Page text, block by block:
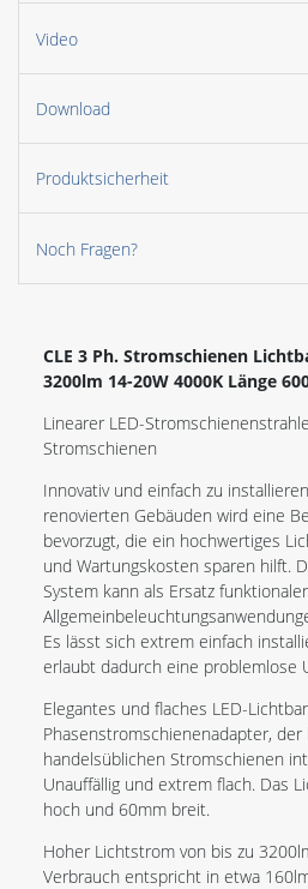
Video
Download
Produktsicherheit
Noch Fragen?
CLE 3 Ph. Stromschienen
3200lm 14-20W 4000K Länge
Linearer LED-
Stromschienen
Innovativ und einfach zu
renovierten Gebäuden wird eine
bevorzugt, die ein hochwertiges
und Wartungskosten sparen hilft.
System kann als Ersatz
Es lässt sich extrem einfach
erlaubt dadurch eine problemlose
Elegantes und flaches LED-
Phasenstromschienenadapter,
handelsüblichen Stromschienen
Unauffällig und extrem flach. Das
hoch und 60mm breit.
Hoher Lichtstrom von bis zu
Verbrauch entspricht in etwa